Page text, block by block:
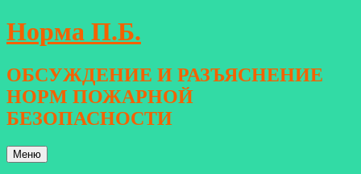
Перейти
к
Норма П.Б.
ОБСУЖДЕНИЕ И РАЗЪЯСНЕНИЕ
НОРМ ПОЖАРНОЙ
БЕЗОПАСНОСТИ
Меню